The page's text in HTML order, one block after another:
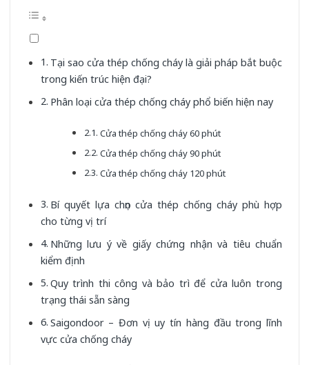
Tại sao cửa thép chống cháy là giải pháp bắt buộc
trong kiến trúc hiện đại?
Phân loại cửa thép chống cháy phổ biến hiện nay
Cửa thép chống cháy 60 phút
Cửa thép chống cháy 90 phút
Cửa thép chống cháy 120 phút
Bí quyết lựa chọn cửa thép chống cháy phù hợp
cho từng vị trí
Những lưu ý về giấy chứng nhận và tiêu chuẩn
kiểm định
Quy trình thi công và bảo trì để cửa luôn trong
trạng thái sẵn sàng
Saigondoor – Đơn vị uy tín hàng đầu trong lĩnh
vực cửa chống cháy